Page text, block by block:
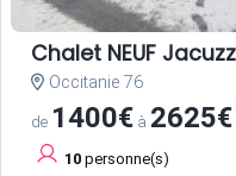
Chalet NEUF
Occitanie 76
de 1400€ à 2625€
10 personne(s)